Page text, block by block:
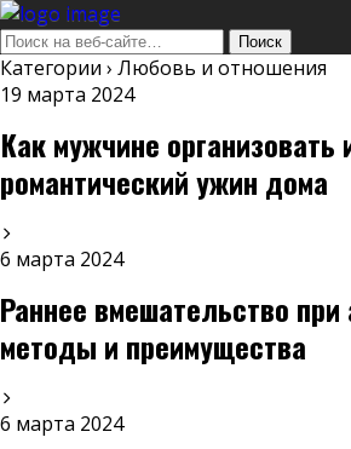
Категории › Любовь и отношения
19 марта 2024
Как мужчине
романтический ужин дома
6 марта 2024
Раннее вмешательство при
методы и преимущества
6 марта 2024